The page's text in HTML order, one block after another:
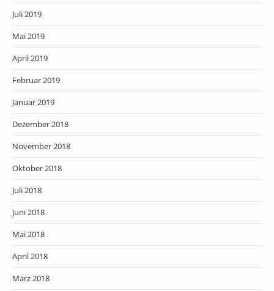
Juli 2019
Mai 2019
April 2019
Februar 2019
Januar 2019
Dezember 2018
November 2018
Oktober 2018
Juli 2018
Juni 2018
Mai 2018
April 2018
März 2018